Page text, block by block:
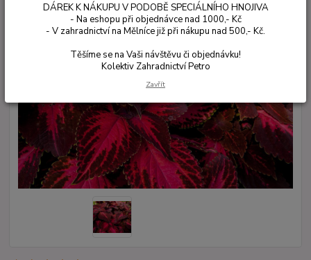
DÁREK K NÁKUPU V PODOBĚ SPECIÁLNÍHO HNOJIVA
- Na eshopu při objednávce nad 1000,- Kč
- V zahradnictví na Mělníce již při nákupu nad 500,- Kč.
Těšíme se na Vaši návštěvu či objednávku!
Kolektiv Zahradnictví Petro
Zavřít